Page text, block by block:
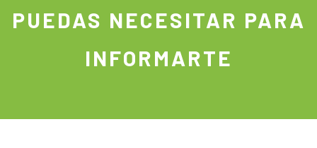
PUEDAS NECESITAR PARA
INFORMARTE